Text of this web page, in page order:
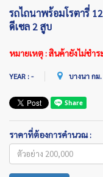
รถไถนาพร้อมโรตารี่
ดีเซล 2 สูบ
หมายเหตุ : สินค้ายังไม่ชำ
YEAR : - บางนา กม
ราคาที่ต้องการคำนวณ :